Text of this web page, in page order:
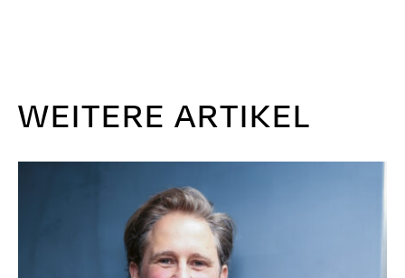
WEITERE ARTIKEL